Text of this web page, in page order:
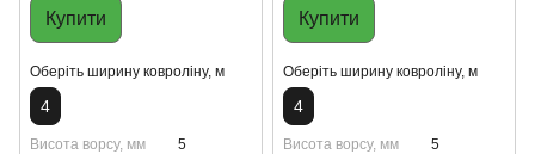
Купити
Оберіть ширину ковроліну, м
4
Висота ворсу, мм
5
Купити
Оберіть ширину ковроліну, м
4
Висота ворсу, мм
5